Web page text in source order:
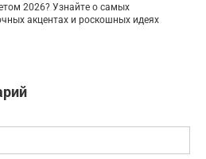
2026? Узнайте о самых
акцентах и роскошных идеях